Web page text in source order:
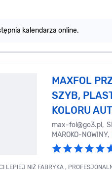
kalendarza online.
MAXFOL
SZYB,
KOLORU
max-fol@go3.pl ,
MAROKO-NOWINY,
LEPIEJ NIŻ FABRYKA ,